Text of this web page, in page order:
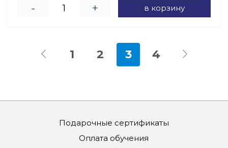
-
+ в корзину
1 2 3 4
Подарочные сертификаты
Оплата обучения